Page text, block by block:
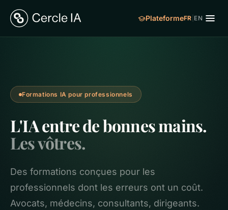
PlateformeFR EN
Formations IA pour professionnels
L'IA entre de bonnes mains.
Les vôtres.
Des formations conçues pour les
professionnels dont les erreurs ont un coût.
Avocats, médecins, consultants, dirigeants.